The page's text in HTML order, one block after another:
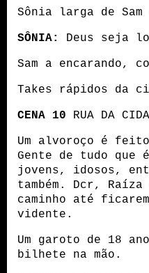
Sônia larga de
SÔNIA: Deus seja
Sam a encarando,
Takes rápidos da
CENA 10 RUA DA
Um alvoroço é
Gente de tudo que
jovens, idosos,
também. Dcr,
caminho até
vidente.
Um garoto de 18
bilhete na mão.